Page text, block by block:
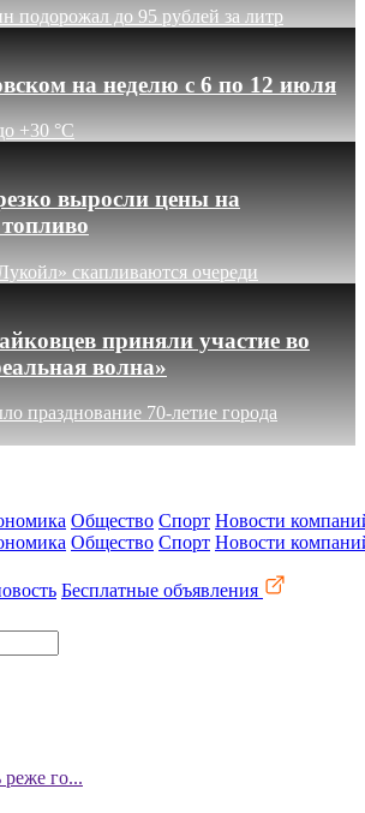
подорожал до 95 рублей за литр
на неделю с 6 по 12 июля
+30 °C
выросли цены на
скапливаются очереди
приняли участие во
волна»
празднование 70-летие города
Общество Спорт Новости
Общество Спорт Новости
Бесплатные объявления
го...